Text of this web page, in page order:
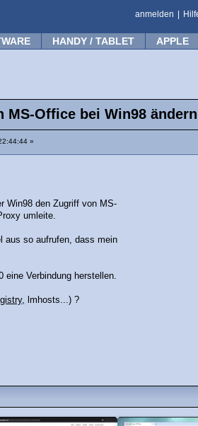
anmelden
HANDY / TABLET APPLE
MS-Office bei Win98 ändern
»
Win98 den Zugriff von MS-
umleite.
aus so aufrufen, dass mein
Verbindung herstellen.
lmhosts...) ?